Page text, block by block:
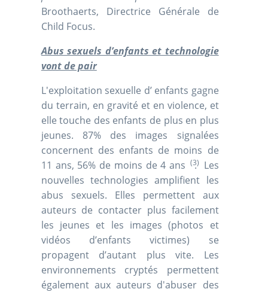
Broothaerts, Directrice Générale de
Child Focus.
Abus sexuels d’enfants et technologie
vont de pair
L'exploitation sexuelle d’ enfants gagne
du terrain, en gravité et en violence, et
elle touche des enfants de plus en plus
jeunes. 87% des images signalées
concernent des enfants de moins de
11 ans, 56% de moins de 4 ans (3). Les
nouvelles technologies amplifient les
abus sexuels. Elles permettent aux
auteurs de contacter plus facilement
les jeunes et les images (photos et
vidéos d’enfants victimes) se
propagent d’autant plus vite. Les
environnements cryptés permettent
également aux auteurs d'abuser des